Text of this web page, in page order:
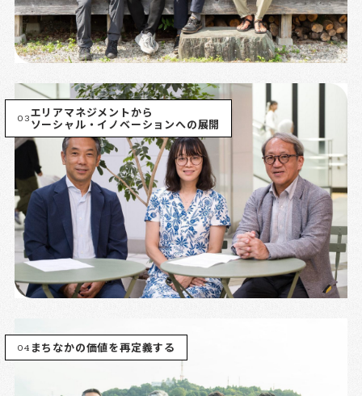
03エリアマネジメントから
ソーシャル・イノベーションへの展開
04 まちなかの価値を再定義する